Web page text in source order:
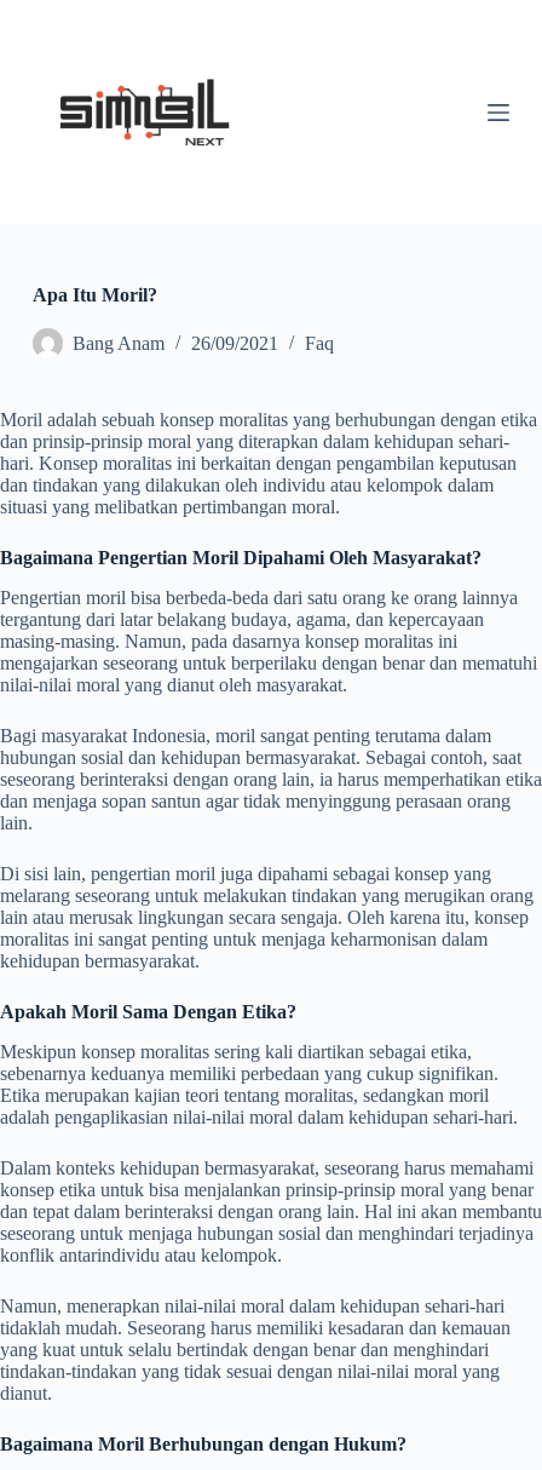
Apa Itu Moril?
Bang Anam 26/09/2021 Faq
Moril adalah sebuah konsep moralitas yang berhubungan dengan etika
dan prinsip-prinsip moral yang diterapkan dalam kehidupan sehari-
hari. Konsep moralitas ini berkaitan dengan pengambilan keputusan
dan tindakan yang dilakukan oleh individu atau kelompok dalam
situasi yang melibatkan pertimbangan moral.
Bagaimana Pengertian Moril Dipahami Oleh Masyarakat?
Pengertian moril bisa berbeda-beda dari satu orang ke orang lainnya
tergantung dari latar belakang budaya, agama, dan kepercayaan
masing-masing. Namun, pada dasarnya konsep moralitas ini
mengajarkan seseorang untuk berperilaku dengan benar dan mematuhi
nilai-nilai moral yang dianut oleh masyarakat.
Bagi masyarakat Indonesia, moril sangat penting terutama dalam
hubungan sosial dan kehidupan bermasyarakat. Sebagai contoh, saat
seseorang berinteraksi dengan orang lain, ia harus memperhatikan etika
dan menjaga sopan santun agar tidak menyinggung perasaan orang
lain.
Di sisi lain, pengertian moril juga dipahami sebagai konsep yang
melarang seseorang untuk melakukan tindakan yang merugikan orang
lain atau merusak lingkungan secara sengaja. Oleh karena itu, konsep
moralitas ini sangat penting untuk menjaga keharmonisan dalam
kehidupan bermasyarakat.
Apakah Moril Sama Dengan Etika?
Meskipun konsep moralitas sering kali diartikan sebagai etika,
sebenarnya keduanya memiliki perbedaan yang cukup signifikan.
Etika merupakan kajian teori tentang moralitas, sedangkan moril
adalah pengaplikasian nilai-nilai moral dalam kehidupan sehari-hari.
Dalam konteks kehidupan bermasyarakat, seseorang harus memahami
konsep etika untuk bisa menjalankan prinsip-prinsip moral yang benar
dan tepat dalam berinteraksi dengan orang lain. Hal ini akan membantu
seseorang untuk menjaga hubungan sosial dan menghindari terjadinya
konflik antarindividu atau kelompok.
Namun, menerapkan nilai-nilai moral dalam kehidupan sehari-hari
tidaklah mudah. Seseorang harus memiliki kesadaran dan kemauan
yang kuat untuk selalu bertindak dengan benar dan menghindari
tindakan-tindakan yang tidak sesuai dengan nilai-nilai moral yang
dianut.
Bagaimana Moril Berhubungan dengan Hukum?